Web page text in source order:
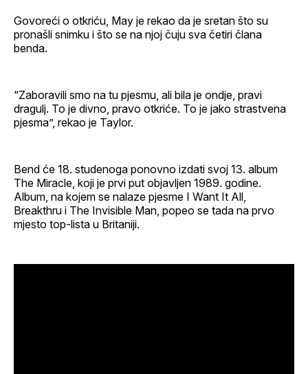
Govoreći o otkriću, May je rekao da je sretan što su
pronašli snimku i što se na njoj čuju sva četiri člana
benda.
“Zaboravili smo na tu pjesmu, ali bila je ondje, pravi
dragulj. To je divno, pravo otkriće. To je jako strastvena
pjesma”, rekao je Taylor.
Bend će 18. studenoga ponovno izdati svoj 13. album
The Miracle, koji je prvi put objavljen 1989. godine.
Album, na kojem se nalaze pjesme I Want It All,
Breakthru i The Invisible Man, popeo se tada na prvo
mjesto top-lista u Britaniji.